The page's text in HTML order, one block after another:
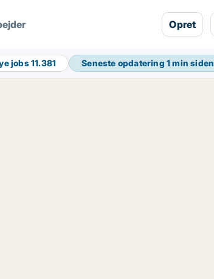
Opret
jobs11.381 Seneste opdatering1 min siden